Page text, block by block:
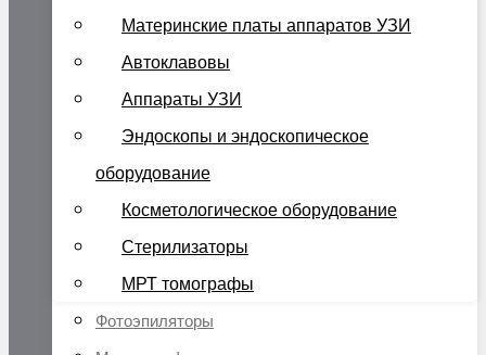
Материнские платы аппаратов УЗИ
Автоклавовы
Аппараты УЗИ
Эндоскопы и эндоскопическое
оборудование
Косметологическое оборудование
Стерилизаторы
МРТ томографы
Фотоэпиляторы